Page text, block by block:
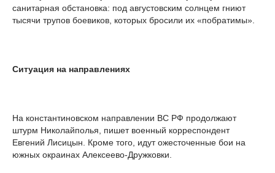
санитарная обстановка: под августовским солнцем гниют
тысячи трупов боевиков, которых бросили их «побратимы».
Ситуация на направлениях
На константиновском направлении ВС РФ продолжают
штурм Николайполья, пишет военный корреспондент
Евгений Лисицын. Кроме того, идут ожесточенные бои на
южных окраинах Алексеево-Дружковки.